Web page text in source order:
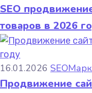
SEO
товаров в 2026
16.01.2026 SEO
Продвижение